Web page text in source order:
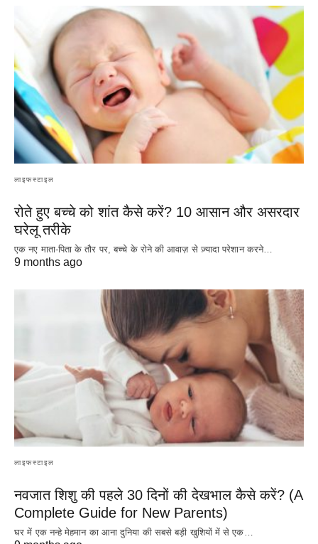
लाइफस्टाइल
रोते हुए बच्चे को शांत कैसे करें? 10 आसान और असरदार
घरेलू तरीके
एक नए माता-पिता के तौर पर, बच्चे के रोने की आवाज़ से ज़्यादा परेशान करने…
9 months ago
लाइफस्टाइल
नवजात शिशु की पहले 30 दिनों की देखभाल कैसे करें? (A
Complete Guide for New Parents)
घर में एक नन्हे मेहमान का आना दुनिया की सबसे बड़ी खुशियों में से एक…